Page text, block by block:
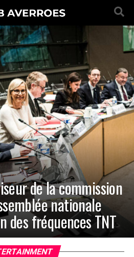
de la commission
nationale
des fréquences TNT